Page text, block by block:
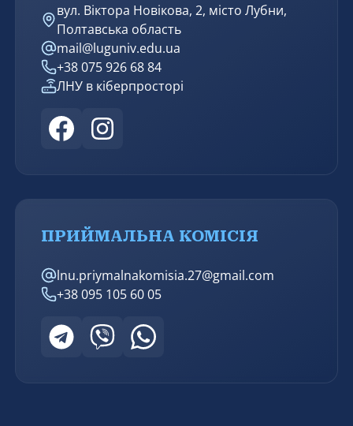
вул. Віктора Новікова, 2, місто Лубни,
Полтавська область
mail@luguniv.edu.ua
+38 075 926 68 84
ЛНУ в кіберпросторі
ПРИЙМАЛЬНА КОМІСІЯ
lnu.priymalnakomisia.27@gmail.com
+38 095 105 60 05